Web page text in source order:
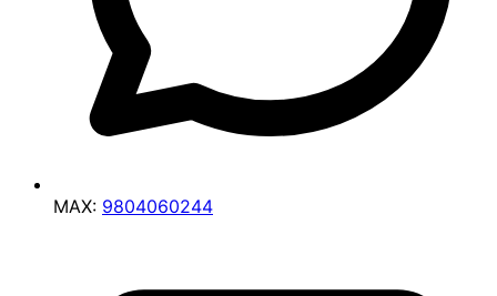
MAX: 9804060244